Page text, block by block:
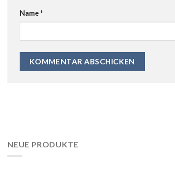
Name*
NEUE PRODUKTE